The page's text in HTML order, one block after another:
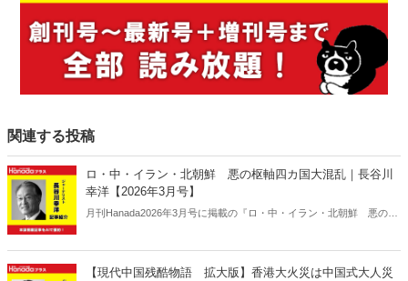
関連する投稿
ロ・中・イラン・北朝鮮 悪の枢軸四カ国大混乱｜長谷川
幸洋【2026年3月号】
月刊Hanada2026年3月号に掲載の『ロ・中・イラン・北朝鮮 悪の枢
【現代中国残酷物語 拡大版】香港大火災は中国式大人災